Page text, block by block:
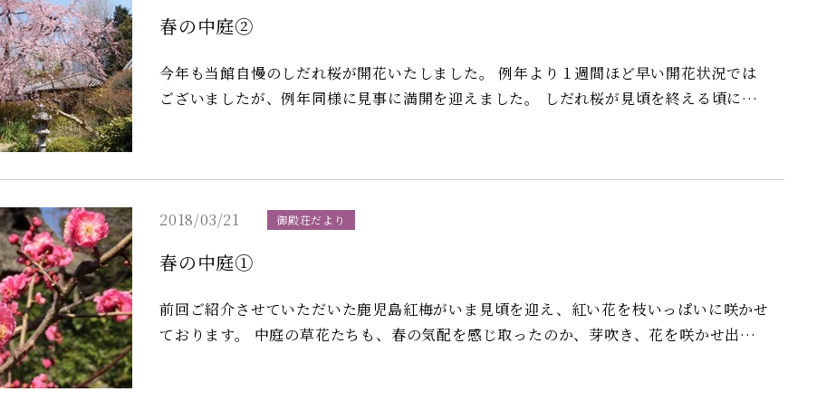
春の中庭②
今年も当館自慢のしだれ桜が開花いたしました。 例年より１週間ほど早い開花状況では
ございましたが、例年同様に見事に満開を迎えました。 しだれ桜が見頃を終える頃には
2018/03/21 御殿荘だより
春の中庭①
前回ご紹介させていただいた鹿児島紅梅がいま見頃を迎え、紅い花を枝いっぱいに咲かせ
ております。 中庭の草花たちも、春の気配を感じ取ったのか、芽吹き、花を咲かせ出して